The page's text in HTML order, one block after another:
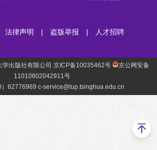
法律声明 | 盗版举报 | 人才招聘
学出版社有限公司 京ICP备10035462号
京公网安备
11010802042911号
62776969 c-service@tup.tsinghua.edu.cn